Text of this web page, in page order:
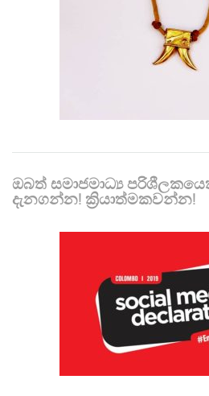
ඔබත් සමාජමාධ්‍ය
දැනගන්න! ක්‍රියාත්මකවන්න!